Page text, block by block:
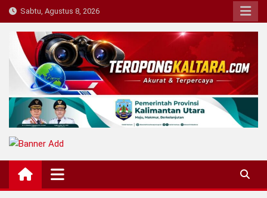
Skip
to
content
Sabtu, Agustus 8, 2026
Teropong Kaltara
Beranda Informasi Kalimantan Utara